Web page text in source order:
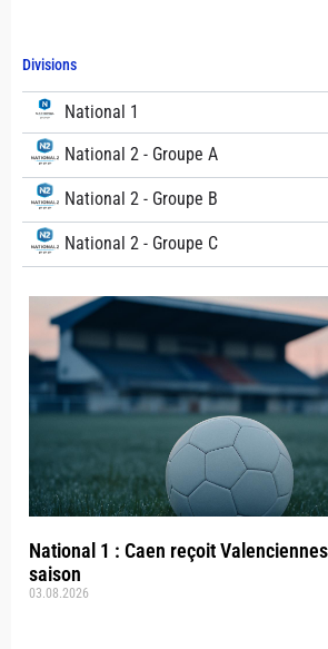
Divisions
National 1
National 2 - Groupe A
National 2 - Groupe B
National 2 - Groupe C
National 1 : Caen reçoit
saison
03.08.2026